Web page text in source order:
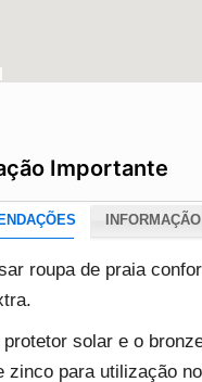
Importante
roupa de praia
protetor solar e o
zinco para utilização